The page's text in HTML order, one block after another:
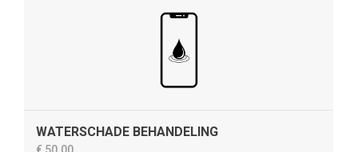
WATERSCHADE BEHANDELING